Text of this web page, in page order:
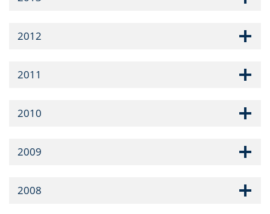
2012
2011
2010
2009
2008